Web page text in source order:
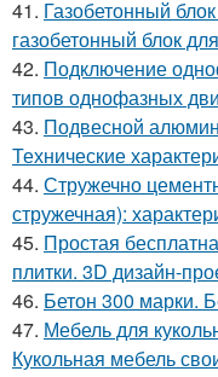
41. Газобетонный
газобетонный блок
42. Подключение
типов однофазных
43. Подвесной
Технические
44. Стружечно
стружечная):
45. Простая
плитки. 3D дизайн-
46. Бетон 300 марки.
47. Мебель для
Кукольная мебель